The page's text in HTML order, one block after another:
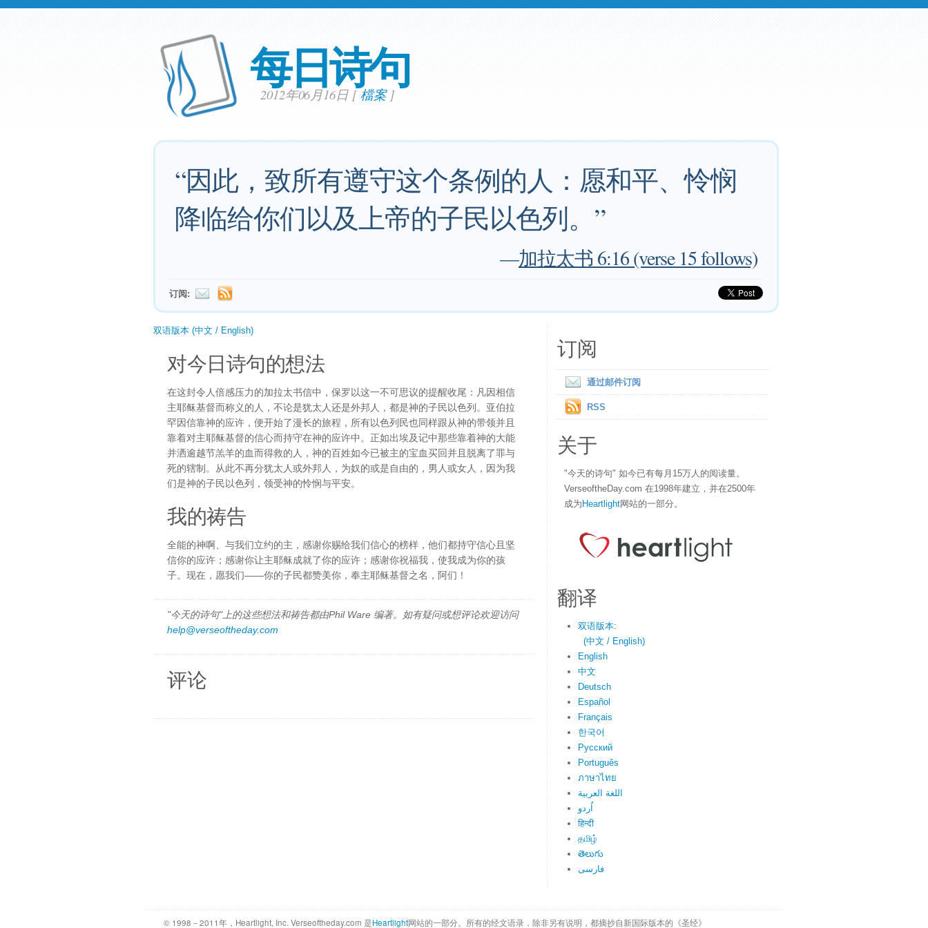
每日诗句
2012年06月16日 [檔案]
“因此，致所有遵守这个条例的人：愿和平、怜悯
降临给你们以及上帝的子民以色列。”
—加拉太书 6:16 (verse 15 follows)
订阅:
双语版本 (中文 / English)
对今日诗句的想法
在这封令人倍感压力的加拉太书信中，保罗以这一不可思议的提醒收尾：凡因相信
主耶稣基督而称义的人，不论是犹太人还是外邦人，都是神的子民以色列。亚伯拉
罕因信靠神的应许，便开始了漫长的旅程，所有以色列民也同样跟从神的带领并且
靠着对主耶稣基督的信心而持守在神的应许中。正如出埃及记中那些靠着神的大能
并洒逾越节羔羊的血而得救的人，神的百姓如今已被主的宝血买回并且脱离了罪与
死的辖制。从此不再分犹太人或外邦人，为奴的或是自由的，男人或女人，因为我
们是神的子民以色列，领受神的怜悯与平安。
我的祷告
全能的神啊、与我们立约的主，感谢你赐给我们信心的榜样，他们都持守信心且坚
信你的应许；感谢你让主耶稣成就了你的应许；感谢你祝福我，使我成为你的孩
子。现在，愿我们——你的子民都赞美你，奉主耶稣基督之名，阿们！
"今天的诗句"上的这些想法和祷告都由Phil Ware 编著。如有疑问或想评论欢迎访问
help@verseoftheday.com
评论
订阅
通过邮件订阅
RSS
关于
"今天的诗句" 如今已有每月15万人的阅读量。
VerseoftheDay.com 在1998年建立，并在2500年
成为 Heartlight网站的一部分。
翻译
双语版本:
(中文 / English)
English
中文
Deutsch
Español
Français
한국어
Русский
Português
ภาษาไทย
اللغة العربية
اُردو
हिन्दी
தமிழ்
తెలుగు
فارسی
© 1998－2011年，Heartlight, Inc. Verseoftheday.com 是Heartlight网站的一部分。所有的经文语录，除非另有说明，都摘抄自新国际版本的《圣经》